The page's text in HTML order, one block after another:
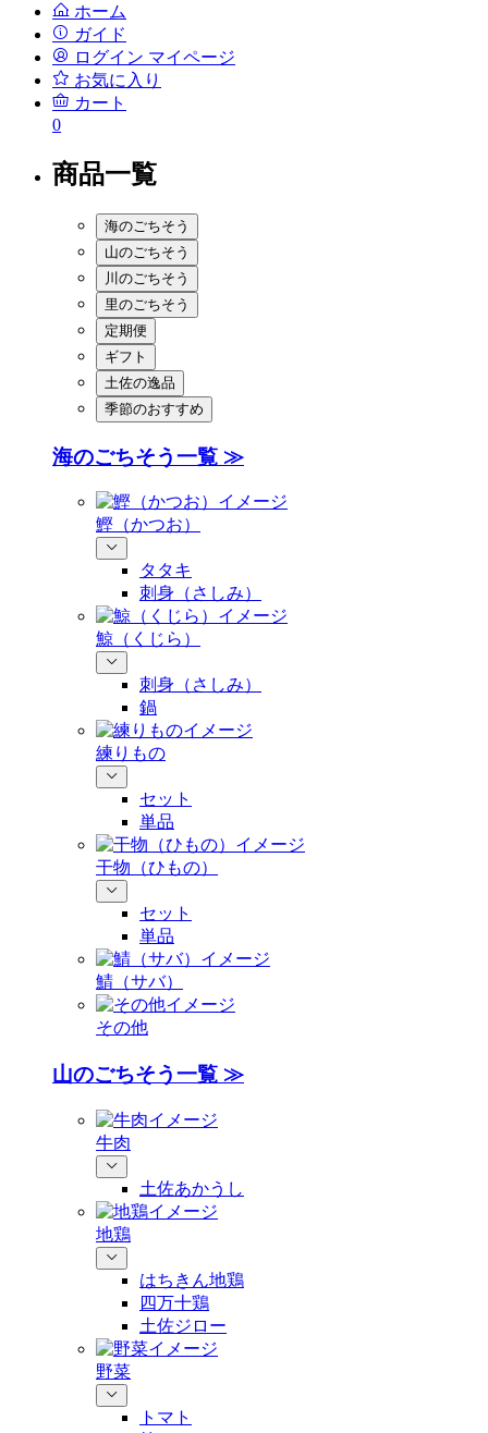
ホーム
ガイド
ログイン マイページ
お気に入り
カート
0
商品一覧
海のごちそう
山のごちそう
川のごちそう
里のごちそう
定期便
ギフト
土佐の逸品
季節のおすすめ
海のごちそう一覧 ≫
鰹（かつお）
タタキ
刺身（さしみ）
鯨（くじら）
刺身（さしみ）
鍋
練りもの
セット
単品
干物（ひもの）
セット
単品
鯖（サバ）
その他
山のごちそう一覧 ≫
牛肉
土佐あかうし
地鶏
はちきん地鶏
四万十鶏
土佐ジロー
野菜
トマト